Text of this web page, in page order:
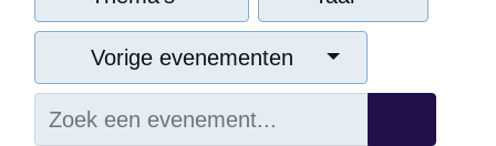
Vorige evenementen